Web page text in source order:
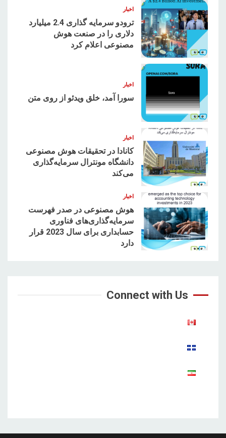
2
اخبار
ترودو سرمایه گذاری 2.4 میلیارد
دلاری را در صنعت هوش
مصنوعی اعلام کرد
3
اخبار
سورا آمد، خلق ویدئو از روی متن
4
اخبار
کانادا در تحقیقات هوش مصنوعی
دانشگاه مونترال سرمایه‌گذاری
می‌کند
5
اخبار
هوش مصنوعی در صدر فهرست
سرمایه‌گذاری‌های فناوری
حسابداری برای سال 2023 قرار
دارد
Connect with Us